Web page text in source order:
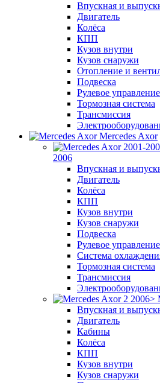
Впускная и
Двигатель
Колёса
КПП
Кузов внутри
Кузов снаружи
Отопление и
Подвеска
Рулевое управление
Тормозная система
Трансмиссия
Mercedes Axor
2006
Впускная и
Двигатель
Колёса
КПП
Кузов внутри
Кузов снаружи
Подвеска
Рулевое управление
Система
Тормозная система
Трансмиссия
Впускная и
Двигатель
Кабины
Колёса
КПП
Кузов внутри
Кузов снаружи